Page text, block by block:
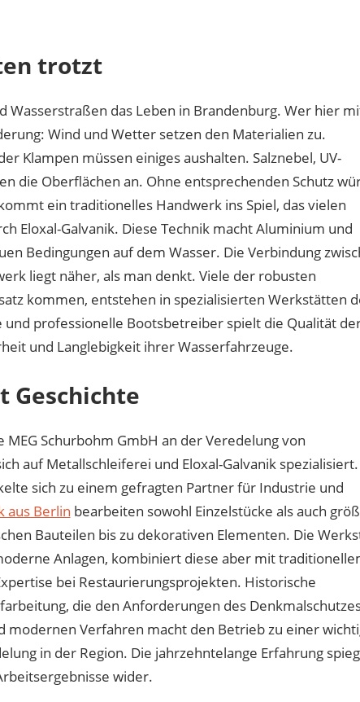
an
der
mit
Berliner
Handwerk
zu
tun?
trotzt
Wasserstraßen das Leben in Brandenburg. Wer hier
Wind und Wetter setzen den Materialien zu.
Klampen müssen einiges aushalten. Salznebel, UV-
die Oberflächen an. Ohne entsprechenden Schutz
ein traditionelles Handwerk ins Spiel, das vielen
Eloxal-Galvanik. Diese Technik macht Aluminium und
Bedingungen auf dem Wasser. Die Verbindung
liegt näher, als man denkt. Viele der robusten
kommen, entstehen in spezialisierten Werkstätten
professionelle Bootsbetreiber spielt die Qualität
und Langlebigkeit ihrer Wasserfahrzeuge.
Geschichte
Schurbohm GmbH an der Veredelung von
auf Metallschleiferei und Eloxal-Galvanik spezialisiert.
sich zu einem gefragten Partner für Industrie und
aus Berlin bearbeiten sowohl Einzelstücke als auch
Bauteilen bis zu dekorativen Elementen. Die
Anlagen, kombiniert diese aber mit
bei Restaurierungsprojekten. Historische
die den Anforderungen des
modernen Verfahren macht den Betrieb zu einer
in der Region. Die jahrzehntelange Erfahrung
wider.